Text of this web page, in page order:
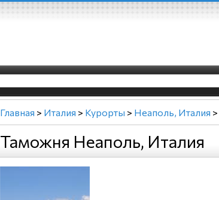
Главная > Италия > Курорты > Неаполь, Италия >
Таможня Неаполь, Италия